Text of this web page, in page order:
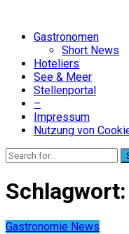
Gastronomen
Short News
Hoteliers
See & Meer
Stellenportal
–
Impressum
Nutzung von
Schlagwort:
Gastronomie News